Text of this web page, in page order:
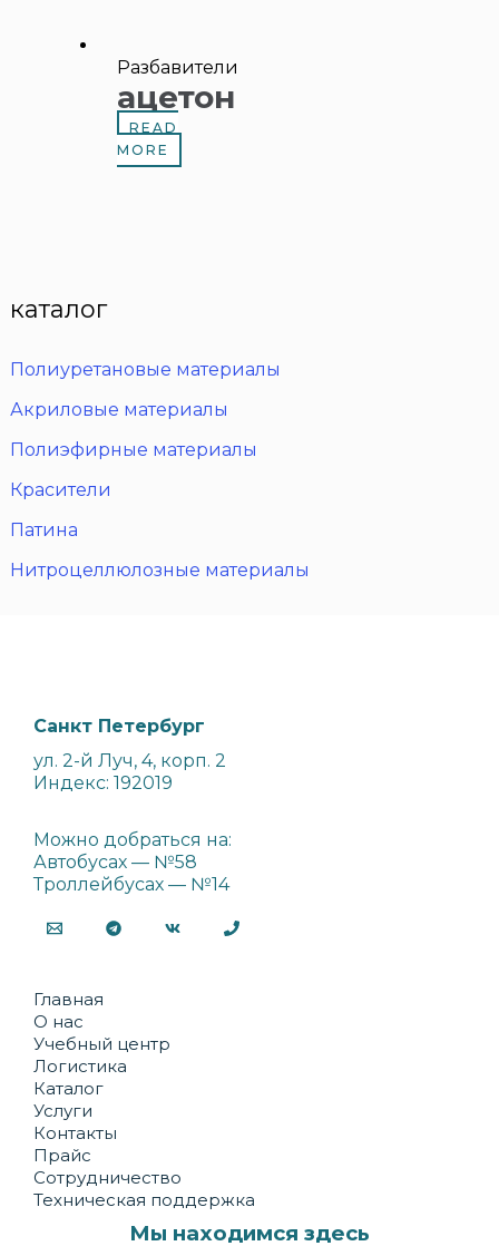
каталог
Полиуретановые материалы
Акриловые материалы
Полиэфирные материалы
Красители
Патина
Нитроцеллюлозные материалы
Разбавители
ацетон
READ
MORE
Санкт Петербург
ул. 2-й Луч, 4, корп. 2
Индекс: 192019
Можно добраться на:
Автобусах — №58
Троллейбусах — №14
Главная
О нас
Учебный центр
Логистика
Каталог
Услуги
Контакты
Прайс
Сотрудничество
Техническая поддержка
Мы находимся здесь